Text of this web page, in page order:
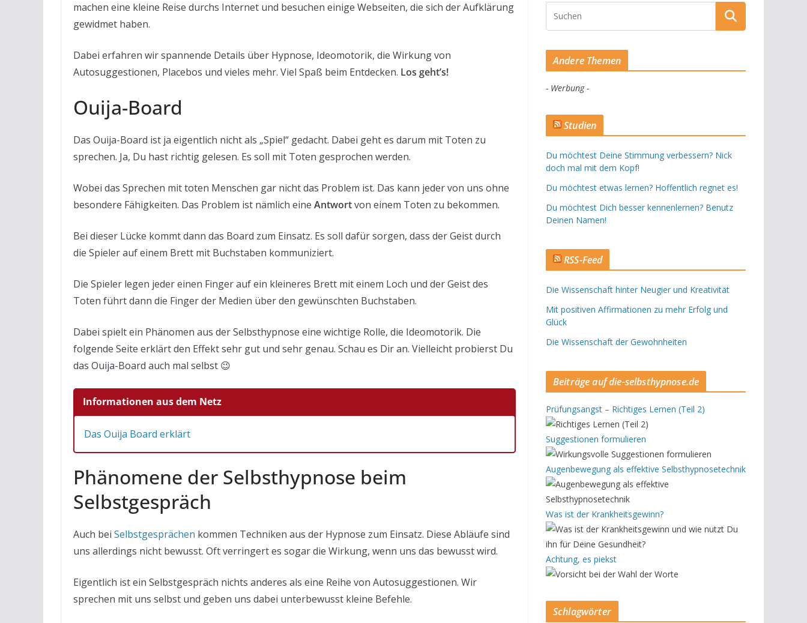
machen eine kleine Reise durchs Internet und besuchen einige Webseiten, die sich der Aufklärung
gewidmet haben.
Dabei erfahren wir spannende Details über Hypnose, Ideomotorik, die Wirkung von
Autosuggestionen, Placebos und vieles mehr. Viel Spaß beim Entdecken. Los geht’s!
Ouija-Board
Das Ouija-Board ist ja eigentlich nicht als „Spiel“ gedacht. Dabei geht es darum mit Toten zu
sprechen. Ja, Du hast richtig gelesen. Es soll mit Toten gesprochen werden.
Wobei das Sprechen mit toten Menschen gar nicht das Problem ist. Das kann jeder von uns ohne
besondere Fähigkeiten. Das Problem ist nämlich eine Antwortvon einem Toten zu bekommen.
Bei dieser Lücke kommt dann das Board zum Einsatz. Es soll dafür sorgen, dass der Geist durch
die Spieler auf einem Brett mit Buchstaben kommuniziert.
Die Spieler legen jeder einen Finger auf ein kleineres Brett mit einem Loch und der Geist des
Toten führt dann die Finger der Medien über den gewünschten Buchstaben.
Dabei spielt ein Phänomen aus der Selbsthypnose eine wichtige Rolle, die Ideomotorik. Die
folgende Seite erklärt den Effekt sehr gut und sehr genau. Schau es Dir an. Vielleicht probierst Du
das Ouija-Board auch mal selbst 😉
Informationen aus dem Netz
Das Ouija Board erklärt
Phänomene der Selbsthypnose beim
Selbstgespräch
Auch bei Selbstgesprächen kommen Techniken aus der Hypnose zum Einsatz. Diese Abläufe sind
uns allerdings nicht bewusst. Oft verringert es sogar die Wirkung, wenn uns das bewusst wird.
Eigentlich ist ein Selbstgespräch nichts anderes als eine Reihe von Autosuggestionen. Wir
sprechen mit uns selbst und geben uns dabei unterbewusst kleine Befehle.
Andere Themen
- Werbung -
Studien
Du möchtest Deine Stimmung verbessern? Nick
doch mal mit dem Kopf!
Du möchtest etwas lernen? Hoffentlich regnet es!
Du möchtest Dich besser kennenlernen? Benutz
Deinen Namen!
RSS-Feed
Die Wissenschaft hinter Neugier und Kreativität
Mit positiven Affirmationen zu mehr Erfolg und
Glück
Die Wissenschaft der Gewohnheiten
Beiträge auf die-selbsthypnose.de
Prüfungsangst – Richtiges Lernen (Teil 2)
Suggestionen formulieren
Augenbewegung als effektive Selbsthypnosetechnik
Was ist der Krankheitsgewinn?
Achtung, es piekst
Schlagwörter